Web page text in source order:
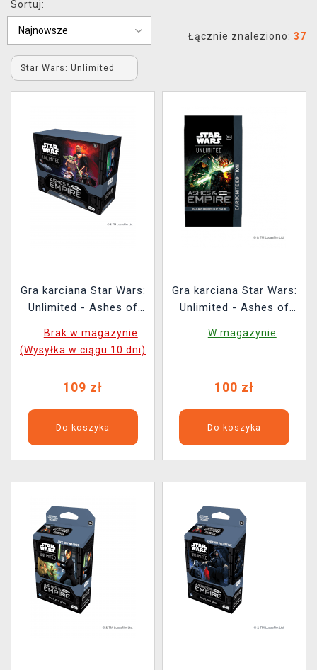
XZONE KLUB
Sortuj:
Łącznie znaleziono: 37
Star Wars: Unlimited
Gra karciana Star Wars:
Unlimited - Ashes of
Box
Brak w magazynie
(Wysyłka w ciągu 10 dni)
109 zł
Do koszyka
Gra karciana Star Wars:
Unlimited - Ashes of
Booster (16 kart)
W magazynie
100 zł
Do koszyka